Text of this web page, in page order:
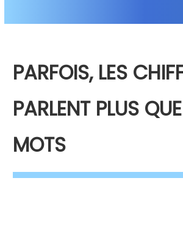
PARFOIS, LES
PARLENT PLUS
MOTS